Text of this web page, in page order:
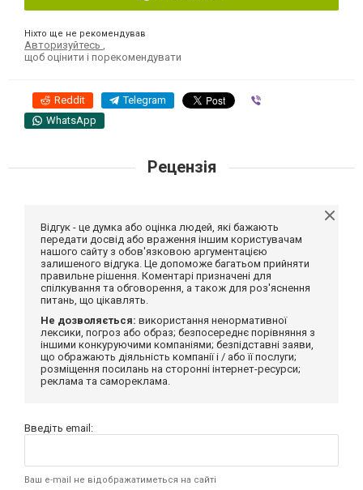
Ніхто ще не рекомендував
Авторизуйтесь
щоб оцінити і порекомендувати
Reddit Telegram
WhatsApp
Рецензія
Відгук - це думка або оцінка людей, які бажають
передати досвід або враження іншим користувачам
нашого сайту з обов'язковою аргументацією
залишеного відгука. Це допоможе багатьом прийняти
правильне рішення. Коментарі призначені для
спілкування та обговорення, а також для роз'яснення
питань, що цікавлять.
Не дозволяється: використання ненормативної
лексики, погроз або образ; безпосереднє порівняння з
іншими конкуруючими компаніями; безпідставні заяви,
що ображають діяльність компанії і / або її послуги;
розміщення посилань на сторонні інтернет-ресурси;
реклама та самореклама.
Введіть email:
Ваш e-mail не відображатиметься на сайті